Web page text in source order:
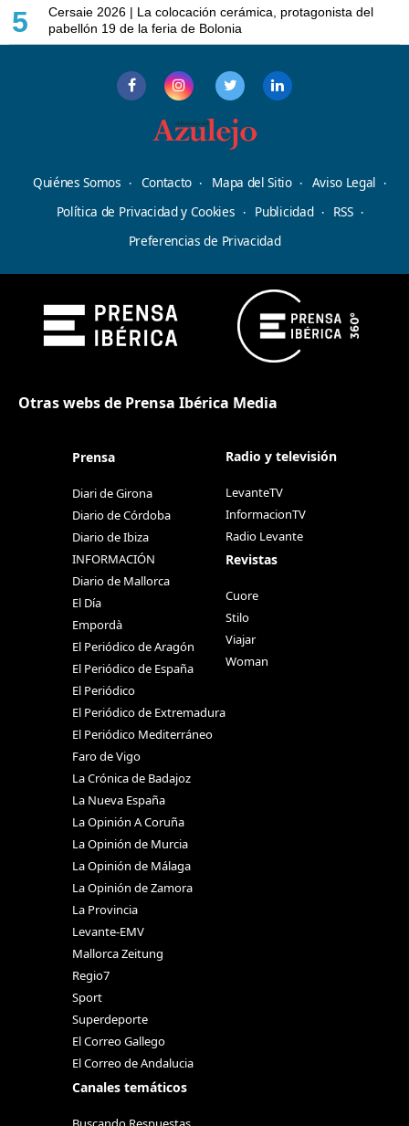
5
Cersaie 2026 | La colocación cerámica, protagonista del
pabellón 19 de la feria de Bolonia
Quiénes Somos Contacto Mapa del Sitio
Aviso Legal
Política de Privacidad y Cookies
Publicidad
RSS
Preferencias de Privacidad
Otras webs de Prensa Ibérica Media
Prensa
Diari de Girona
Diario de Córdoba
Diario de Ibiza
INFORMACIÓN
Diario de Mallorca
El Día
Empordà
El Periódico de Aragón
El Periódico de España
El Periódico
El Periódico de Extremadura
El Periódico Mediterráneo
Faro de Vigo
La Crónica de Badajoz
La Nueva España
La Opinión A Coruña
La Opinión de Murcia
La Opinión de Málaga
La Opinión de Zamora
La Provincia
Levante-EMV
Mallorca Zeitung
Regio7
Sport
Superdeporte
El Correo Gallego
El Correo de Andalucia
Canales temáticos
Radio y televisión
LevanteTV
InformacionTV
Radio Levante
Revistas
Cuore
Stilo
Viajar
Woman